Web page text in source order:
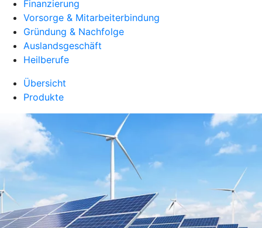
Finanzierung
Vorsorge & Mitarbeiterbindung
Gründung & Nachfolge
Auslandsgeschäft
Heilberufe
Übersicht
Produkte